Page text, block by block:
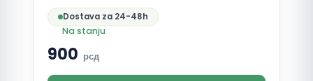
Dostava za 24-48h
Na stanju
900 рсд